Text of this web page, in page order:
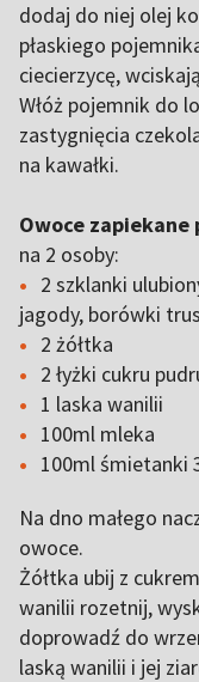
dodaj do niej olej
płaskiego
ciecierzycę,
Włóż pojemnik do
zastygnięcia
na kawałki.
Owoce
na 2 osoby:
2 szklanki
jagody, borówki
2 żółtka
2 łyżki cukru
1 laska wanilii
100ml mleka
100ml śmietanki
Na dno małego
owoce.
Żółtka ubij z
wanilii rozetnij,
doprowadź do
laską wanilii i jej